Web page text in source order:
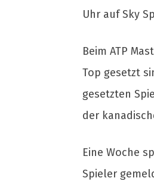
Uhr auf Sky
Beim ATP
Top gesetzt
gesetzten
der
Eine Woche
Spieler